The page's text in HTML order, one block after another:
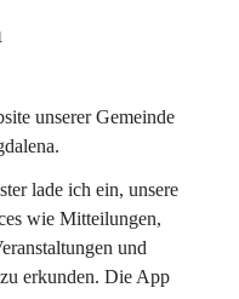
unserer Gemeinde
lade ich ein, unsere
wie Mitteilungen,
und
erkunden. Die App